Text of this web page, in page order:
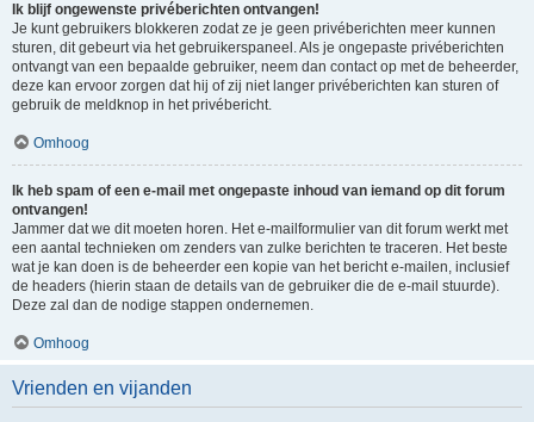
Ik blijf ongewenste privéberichten ontvangen!
Je kunt gebruikers blokkeren zodat ze je geen privéberichten meer kunnen
sturen, dit gebeurt via het gebruikerspaneel. Als je ongepaste privéberichten
ontvangt van een bepaalde gebruiker, neem dan contact op met de beheerder,
deze kan ervoor zorgen dat hij of zij niet langer privéberichten kan sturen of
gebruik de meldknop in het privébericht.
Omhoog
Ik heb spam of een e-mail met ongepaste inhoud van iemand op dit forum
ontvangen!
Jammer dat we dit moeten horen. Het e-mailformulier van dit forum werkt met
een aantal technieken om zenders van zulke berichten te traceren. Het beste
wat je kan doen is de beheerder een kopie van het bericht e-mailen, inclusief
de headers (hierin staan de details van de gebruiker die de e-mail stuurde).
Deze zal dan de nodige stappen ondernemen.
Omhoog
Vrienden en vijanden